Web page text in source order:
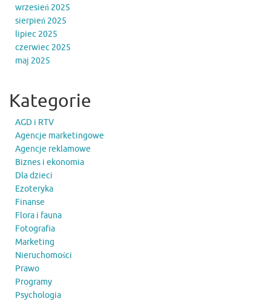
wrzesień 2025
sierpień 2025
lipiec 2025
czerwiec 2025
maj 2025
Kategorie
AGD i RTV
Agencje marketingowe
Agencje reklamowe
Biznes i ekonomia
Dla dzieci
Ezoteryka
Finanse
Flora i fauna
Fotografia
Marketing
Nieruchomości
Prawo
Programy
Psychologia